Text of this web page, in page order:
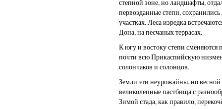
степной зоне, но ландшафты,
первозданные степи,
участках. Леса изредка
Дона, на песчаных террасах.
К югу и востоку степи
почти всю Прикаспийскую
солончаков и солонцов.
Земли эти неурожайны, но
великолепные пастбища с
Зимой стада, как правило,